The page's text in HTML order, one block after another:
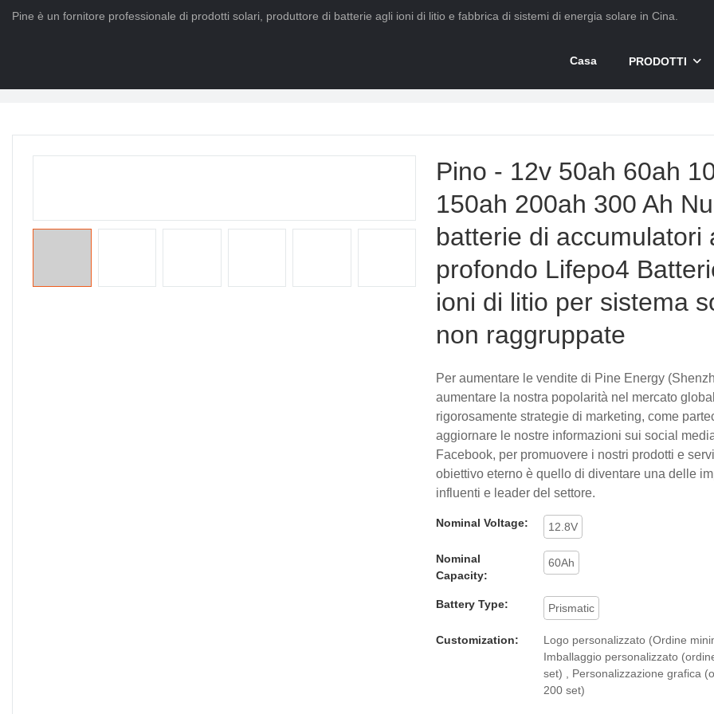
Pine è un fornitore professionale di prodotti solari, produttore di batterie agli ioni di litio e fabbrica di sistemi di energia solare in Cina.
Casa PRODOTTI
Pino - 12v 50ah 60ah
150ah 200ah 300 Ah
batterie di accumulatori
profondo Lifepo4
ioni di litio per sistema
non raggruppate
Per aumentare le vendite di Pine Energy
aumentare la nostra popolarità nel mercato
rigorosamente strategie di marketing, come
aggiornare le nostre informazioni sui social
Facebook, per promuovere i nostri prodotti e
obiettivo eterno è quello di diventare una delle
influenti e leader del settore.
Nominal Voltage: 12.8V
Nominal
Capacity:
60Ah
Battery Type: Prismatic
Customization:
Logo personalizzato (Ordine
Imballaggio personalizzato
set) , Personalizzazione grafica
200 set)